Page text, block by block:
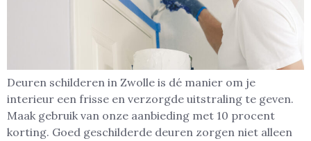
Deuren schilderen in Zwolle is dé manier om je
interieur een frisse en verzorgde uitstraling te geven.
Maak gebruik van onze aanbieding met 10 procent
korting. Goed geschilderde deuren zorgen niet alleen